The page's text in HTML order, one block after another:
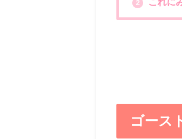
2 これに
ゴース